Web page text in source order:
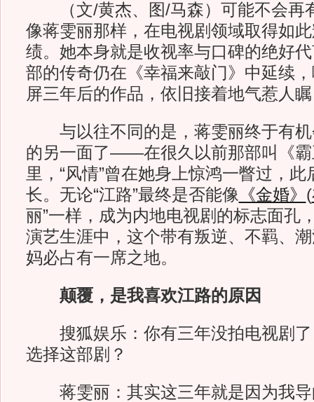
（文/黄杰、图/马森）可能不会再
像蒋雯丽那样，在电视剧领域取得如
绩。她本身就是收视率与口碑的绝好
部的传奇仍在《幸福来敲门》中延续
屏三年后的作品，依旧接着地气惹人
与以往不同的是，蒋雯丽终于有机
的另一面了——在很久以前那部叫《霸
里，“风情”曾在她身上惊鸿一瞥过，此
长。无论“江路”最终是否能像 《金婚》 (
丽”一样，成为内地电视剧的标志面孔
演艺生涯中，这个带有叛逆、不羁、
妈必占有一席之地。
颠覆，是我喜欢江路的原因
搜狐娱乐：你有三年没拍电视剧了
选择这部剧？
蒋雯丽：其实这三年就是因为我导